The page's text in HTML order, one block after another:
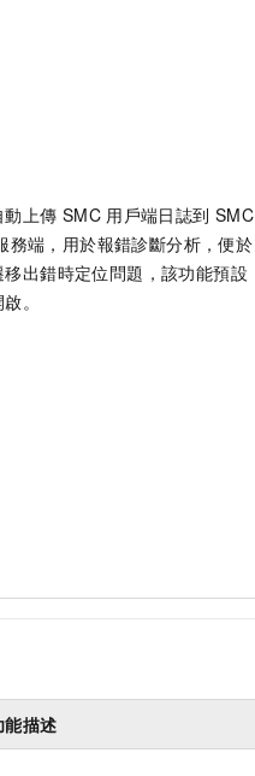
動上傳 SMC 用戶端日誌到 SMC
務端，用於報錯診斷分析，便於
移出錯時定位問題，該功能預設
。
能描述